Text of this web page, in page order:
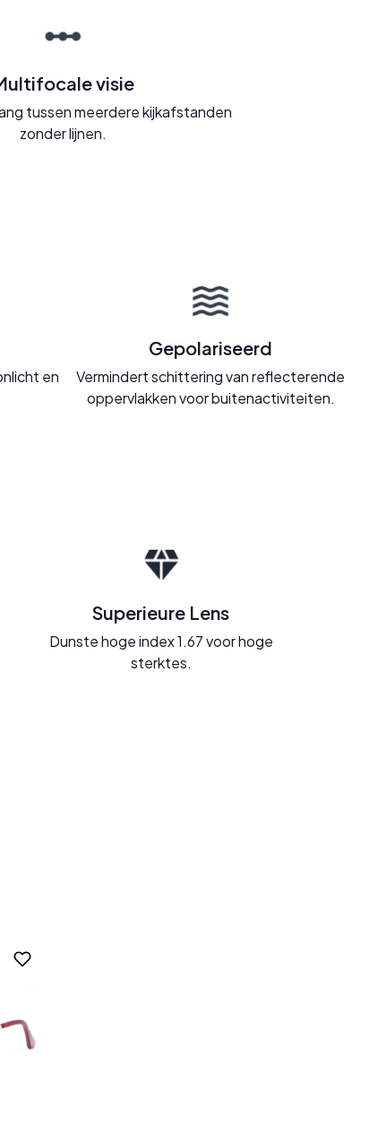
visie
tussen meerdere kijkafstanden
zonder lijnen.
en
Gepolariseerd
Vermindert schittering van reflecterende
oppervlakken voor buitenactiviteiten.
Superieure Lens
Dunste hoge index 1.67 voor hoge
sterktes.